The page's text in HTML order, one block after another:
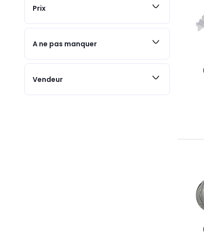
Prix
A ne pas manquer
Vendeur